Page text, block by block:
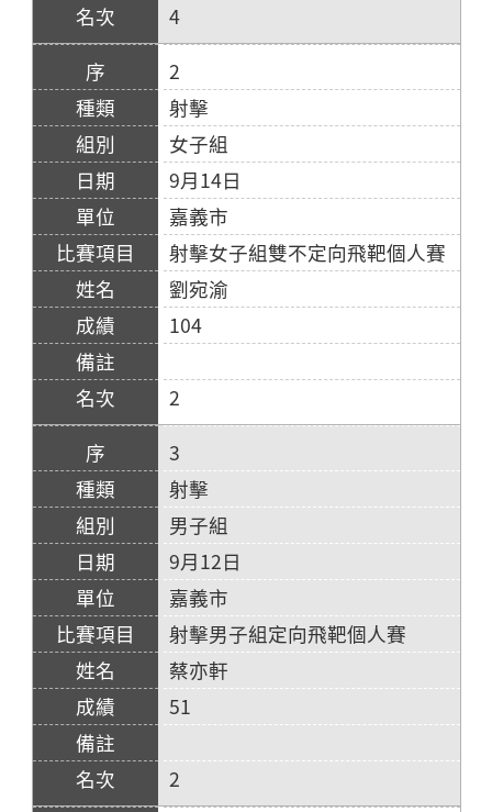
4
2
射擊
女子組
9月14日
嘉義市
射擊女子組雙不定向飛靶個人賽
劉宛渝
104
2
3
射擊
男子組
9月12日
嘉義市
射擊男子組定向飛靶個人賽
蔡亦軒
51
2